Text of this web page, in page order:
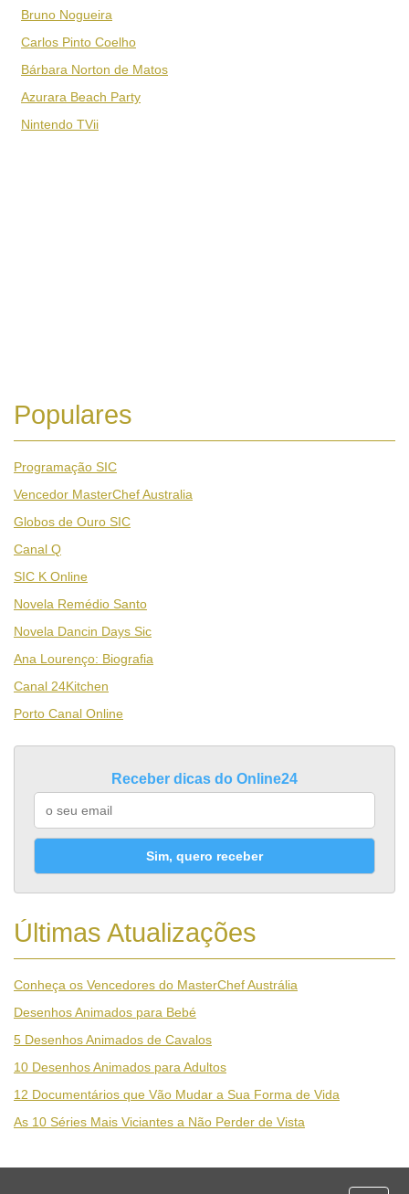
Bruno Nogueira
Carlos Pinto Coelho
Bárbara Norton de Matos
Azurara Beach Party
Nintendo TVii
Populares
Programação SIC
Vencedor MasterChef Australia
Globos de Ouro SIC
Canal Q
SIC K Online
Novela Remédio Santo
Novela Dancin Days Sic
Ana Lourenço: Biografia
Canal 24Kitchen
Porto Canal Online
Receber dicas do Online24
Sim, quero receber
Últimas Atualizações
Conheça os Vencedores do MasterChef Austrália
Desenhos Animados para Bebé
5 Desenhos Animados de Cavalos
10 Desenhos Animados para Adultos
12 Documentários que Vão Mudar a Sua Forma de Vida
As 10 Séries Mais Viciantes a Não Perder de Vista